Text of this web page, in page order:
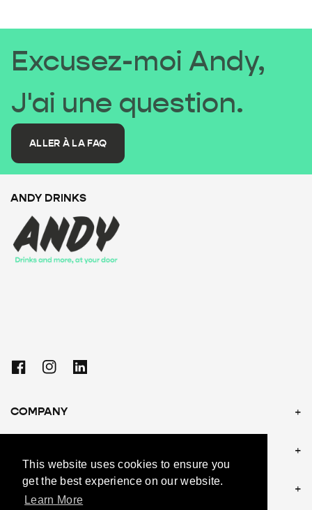
This website uses cookies to ensure you
get the best experience on our website.
Learn More
Excusez-moi Andy,
J'ai une question.
ALLER À LA FAQ
ANDY DRINKS
FacebookInstagramLinkedin
COMPANY
CONTACT US